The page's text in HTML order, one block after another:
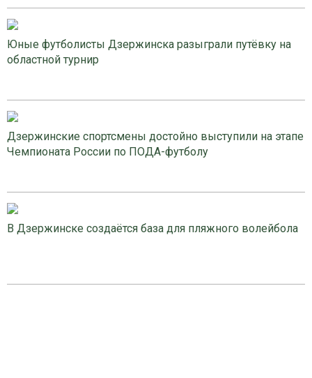
Юные футболисты Дзержинска разыграли путёвку на
областной турнир
Дзержинские спортсмены достойно выступили на этапе
Чемпионата России по ПОДА-футболу
В Дзержинске создаётся база для пляжного волейбола